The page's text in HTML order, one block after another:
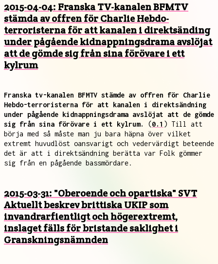
2015-04-04: Franska TV-kanalen BFMTV
stämda av offren för Charlie Hebdo-
terroristerna för att kanalen i direktsänding
under pågående kidnappningsdrama avslöjat
att de gömde sig från sina förövare i ett
kylrum
Franska tv-kanalen BFMTV stämde av offren för Charlie
Hebdo-terroristerna för att kanalen i direktsändning
under pågående kidnappningsdrama avslöjat att de gömde
sig från sina förövare i ett kylrum.
(0.1 ) Till att
börja med så måste man ju bara häpna över vilket
extremt huvudlöst oansvarigt och vedervärdigt beteende
det är att i direktsändning berätta var Folk gömmer
sig från en pågående bassmördare.
2015-03-31: "Oberoende och opartiska" SVT
Aktuellt beskrev brittiska UKIP som
invandrarfientligt och högerextremt,
inslaget fälls för bristande saklighet i
Granskningsnämnden